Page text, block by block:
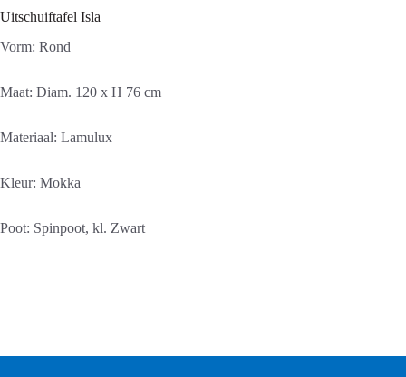
Uitschuiftafel Isla
Vorm: Rond
Maat: Diam. 120 x H 76 cm
Materiaal: Lamulux
Kleur: Mokka
Poot: Spinpoot, kl. Zwart